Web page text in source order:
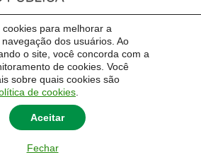
cookies para melhorar a
dos usuários. Ao
o site, você concorda com a
de cookies. Você
sobre quais cookies são
de cookies
Aceitar
Fechar
do Pampa - UNIPAMPA